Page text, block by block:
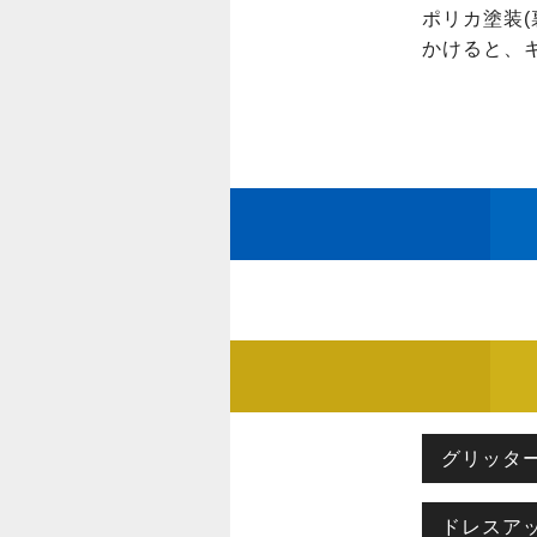
ポリカ塗装
かけると、
グリッタ
ドレスア